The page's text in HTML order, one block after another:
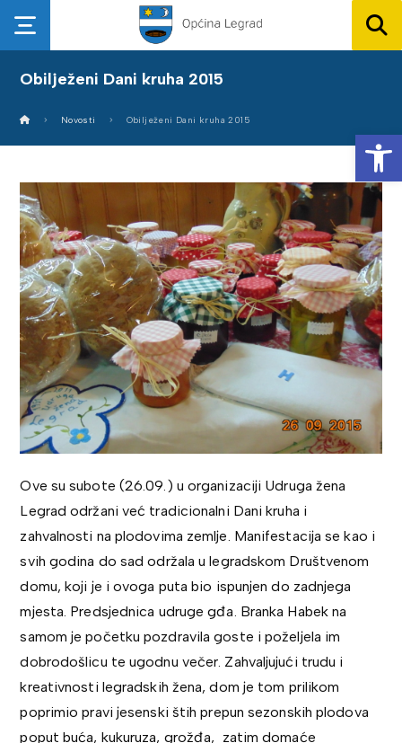
Obilježeni Dani kruha 2015
Novosti Obilježeni Dani kruha 2015
Ove su subote (26.09.) u organizaciji Udruga žena
Legrad održani već tradicionalni Dani kruha i
zahvalnosti na plodovima zemlje. Manifestacija se kao i
svih godina do sad održala u legradskom Društvenom
domu, koji je i ovoga puta bio ispunjen do zadnjega
mjesta. Predsjednica udruge gđa. Branka Habek na
samom je početku pozdravila goste i poželjela im
dobrodošlicu te ugodnu večer. Zahvaljujući trudu i
kreativnosti legradskih žena, dom je tom prilikom
poprimio pravi jesenski štih prepun sezonskih plodova
poput buća, kukuruza, grožđa, zatim domaće